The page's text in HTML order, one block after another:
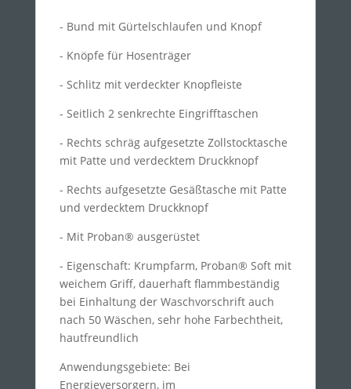
- Bund mit Gürtelschlaufen und Knopf
- Knöpfe für Hosenträger
- Schlitz mit verdeckter Knopfleiste
- Seitlich 2 senkrechte Eingrifftaschen
- Rechts schräg aufgesetzte Zollstocktasche
mit Patte und verdecktem Druckknopf
- Rechts aufgesetzte Gesäßtasche mit Patte
und verdecktem Druckknopf
- Mit Proban® ausgerüstet
- Eigenschaft: Krumpfarm, Proban® Soft mit
weichem Griff, dauerhaft flammbeständig
bei Einhaltung der Waschvorschrift auch
nach 50 Wäschen, sehr hohe Farbechtheit,
hautfreundlich
Anwendungsgebiete: Bei
Energieversorgern, im